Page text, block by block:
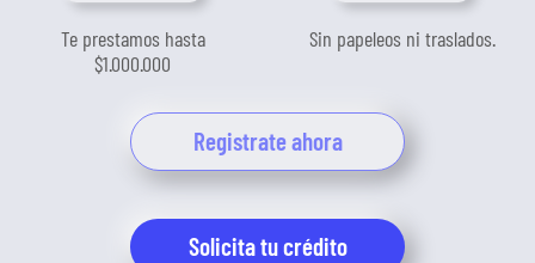
Te prestamos hasta
$1.000.000
Sin papeleos ni traslados.
Registrate ahora
Solicita tu crédito